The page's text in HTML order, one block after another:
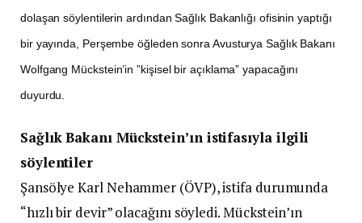
dolaşan söylentilerin ardından Sağlık Bakanlığı ofisinin yaptığı
bir yayında, Perşembe öğleden sonra Avusturya Sağlık Bakanı
Wolfgang Mückstein’in ”kişisel bir açıklama” yapacağını
duyurdu.
Sağlık Bakanı Mückstein’ın istifasıyla ilgili
söylentiler
Şansölye Karl Nehammer (ÖVP), istifa durumunda
“hızlı bir devir” olacağını söyledi. Mückstein’ın